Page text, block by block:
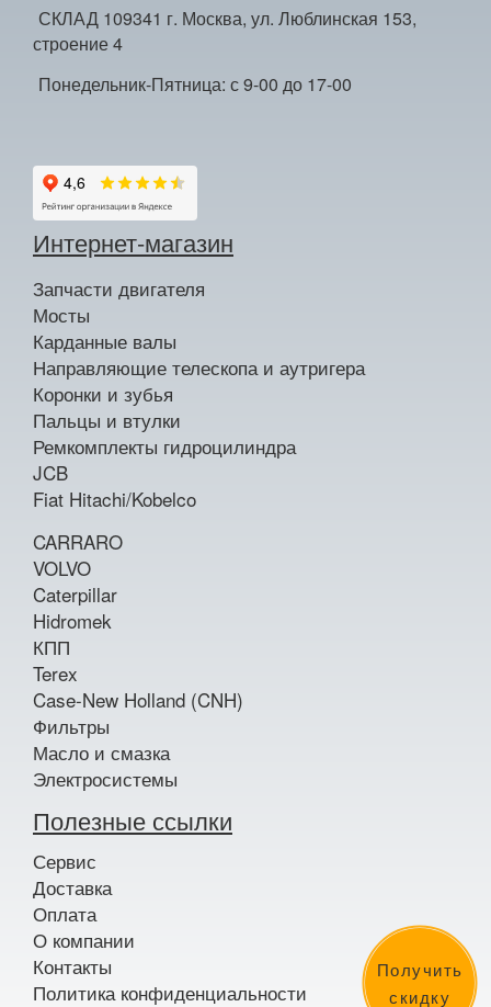
Получить
скидку
СКЛАД 109341 г. Москва, ул. Люблинская 153,
строение 4
Понедельник-Пятница: с 9-00 до 17-00
Интернет-магазин
Запчасти двигателя
Мосты
Карданные валы
Направляющие телескопа и аутригера
Коронки и зубья
Пальцы и втулки
Ремкомплекты гидроцилиндра
JCB
Fiat Hitachi/Kobelco
CARRARO
VOLVO
Caterpillar
Hidromek
КПП
Terex
Case-New Holland (CNH)
Фильтры
Масло и смазка
Электросистемы
Полезные ссылки
Сервис
Доставка
Оплата
О компании
Контакты
Политика конфиденциальности